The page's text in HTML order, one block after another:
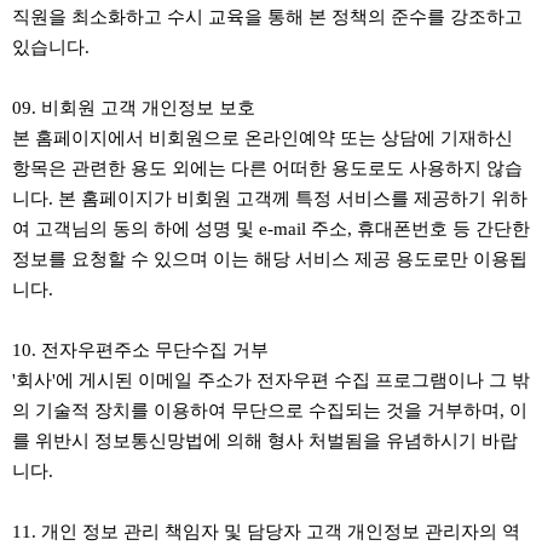
직원을 최소화하고 수시 교육을 통해 본 정책의 준수를 강조하고
있습니다.
09. 비회원 고객 개인정보 보호
본 홈페이지에서 비회원으로 온라인예약 또는 상담에 기재하신
항목은 관련한 용도 외에는 다른 어떠한 용도로도 사용하지 않습
니다. 본 홈페이지가 비회원 고객께 특정 서비스를 제공하기 위하
여 고객님의 동의 하에 성명 및 e-mail 주소, 휴대폰번호 등 간단한
정보를 요청할 수 있으며 이는 해당 서비스 제공 용도로만 이용됩
니다.
10. 전자우편주소 무단수집 거부
'회사'에 게시된 이메일 주소가 전자우편 수집 프로그램이나 그 밖
의 기술적 장치를 이용하여 무단으로 수집되는 것을 거부하며, 이
를 위반시 정보통신망법에 의해 형사 처벌됨을 유념하시기 바랍
니다.
11. 개인 정보 관리 책임자 및 담당자 고객 개인정보 관리자의 역